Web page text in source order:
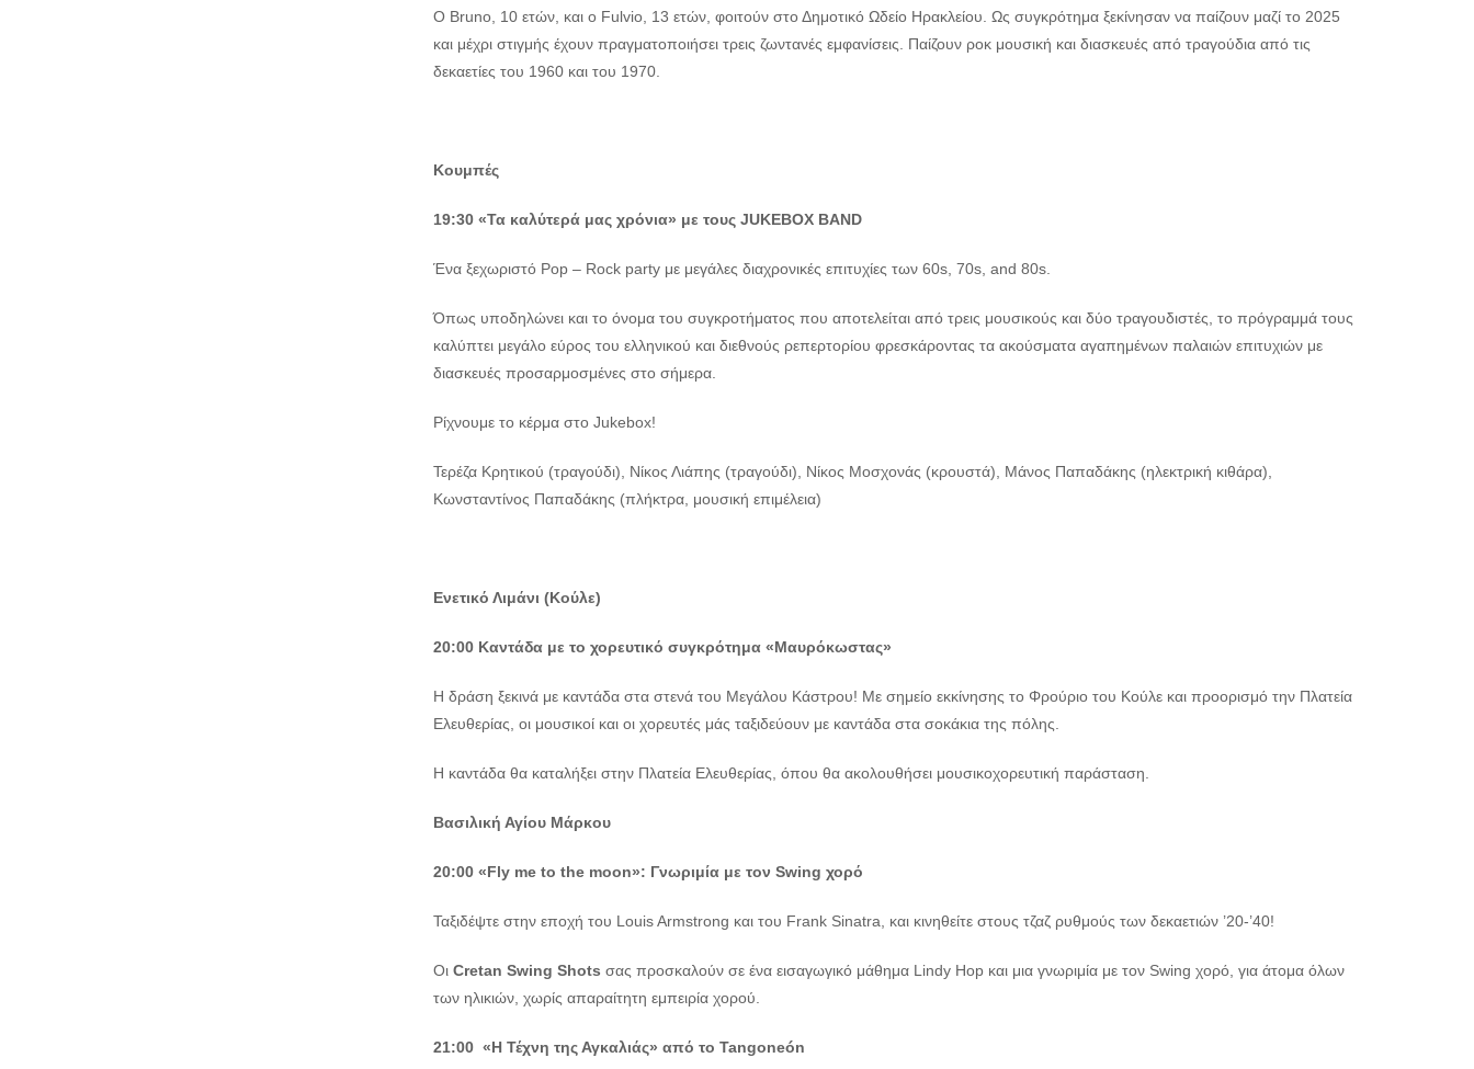
Ο Bruno, 10 ετών, και ο Fulvio, 13 ετών, φοιτούν στο Δημοτικό Ωδείο Ηρακλείου. Ως συγκρότημα ξεκίνησαν να παίζουν μαζί το 2025
και μέχρι στιγμής έχουν πραγματοποιήσει τρεις ζωντανές εμφανίσεις. Παίζουν ροκ μουσική και διασκευές από τραγούδια από τις
δεκαετίες του 1960 και του 1970.
Κουμπές
19:30 «Τα καλύτερά μας χρόνια» με τους JUKEBOX BAND
Ένα ξεχωριστό Pop – Rock party με μεγάλες διαχρονικές επιτυχίες των 60s, 70s, and 80s.
Όπως υποδηλώνει και το όνομα του συγκροτήματος που αποτελείται από τρεις μουσικούς και δύο τραγουδιστές, το πρόγραμμά τους
καλύπτει μεγάλο εύρος του ελληνικού και διεθνούς ρεπερτορίου φρεσκάροντας τα ακούσματα αγαπημένων παλαιών επιτυχιών με
διασκευές προσαρμοσμένες στο σήμερα.
Ρίχνουμε το κέρμα στο Jukebox!
Τερέζα Κρητικού (τραγούδι), Νίκος Λιάπης (τραγούδι), Νίκος Μοσχονάς (κρουστά), Μάνος Παπαδάκης (ηλεκτρική κιθάρα),
Κωνσταντίνος Παπαδάκης (πλήκτρα, μουσική επιμέλεια)
Ενετικό Λιμάνι (Κούλε)
20:00 Καντάδα με το χορευτικό συγκρότημα «Μαυρόκωστας»
Η δράση ξεκινά με καντάδα στα στενά του Μεγάλου Κάστρου! Με σημείο εκκίνησης το Φρούριο του Κούλε και προορισμό την Πλατεία
Ελευθερίας, οι μουσικοί και οι χορευτές μάς ταξιδεύουν με καντάδα στα σοκάκια της πόλης.
Η καντάδα θα καταλήξει στην Πλατεία Ελευθερίας, όπου θα ακολουθήσει μουσικοχορευτική παράσταση.
Βασιλική Αγίου Μάρκου
20:00 «Fly me to the moon»: Γνωριμία με τον Swing χορό
Ταξιδέψτε στην εποχή του Louis Armstrong και του Frank Sinatra, και κινηθείτε στους τζαζ ρυθμούς των δεκαετιών ’20-’40!
Οι Cretan Swing Shots σας προσκαλούν σε ένα εισαγωγικό μάθημα Lindy Hop και μια γνωριμία με τον Swing χορό, για άτομα όλων
των ηλικιών, χωρίς απαραίτητη εμπειρία χορού.
21:00 «Η Τέχνη της Αγκαλιάς» από το Tangoneón